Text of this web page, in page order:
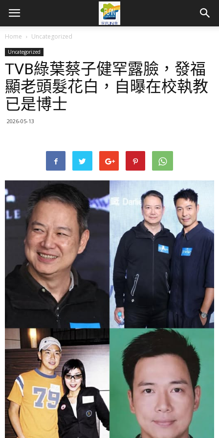
Home Uncategorized
Uncategorized
TVB綠葉蔡子健罕露臉，發福
顯老頭髮花白，自曝在校執教
已是博士
2026-05-13